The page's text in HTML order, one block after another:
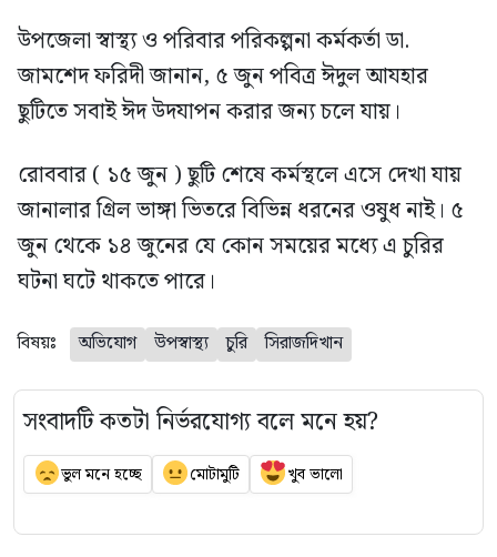
উপজেলা স্বাস্থ্য ও পরিবার পরিকল্পনা কর্মকর্তা ডা.
জামশেদ ফরিদী জানান, ৫ জুন পবিত্র ঈদুল আযহার
ছুটিতে সবাই ঈদ উদযাপন করার জন্য চলে যায়।
রোববার ( ১৫ জুন ) ছুটি শেষে কর্মস্থলে এসে দেখা যায়
জানালার গ্রিল ভাঙ্গা ভিতরে বিভিন্ন ধরনের ওষুধ নাই। ৫
জুন থেকে ১৪ জুনের যে কোন সময়ের মধ্যে এ চুরির
ঘটনা ঘটে থাকতে পারে।
বিষয়ঃ অভিযোগ উপস্বাস্থ্য চুরি সিরাজদিখান
সংবাদটি কতটা নির্ভরযোগ্য বলে মনে হয়?
ভুল মনে হচ্ছে মোটামুটি খুব ভালো